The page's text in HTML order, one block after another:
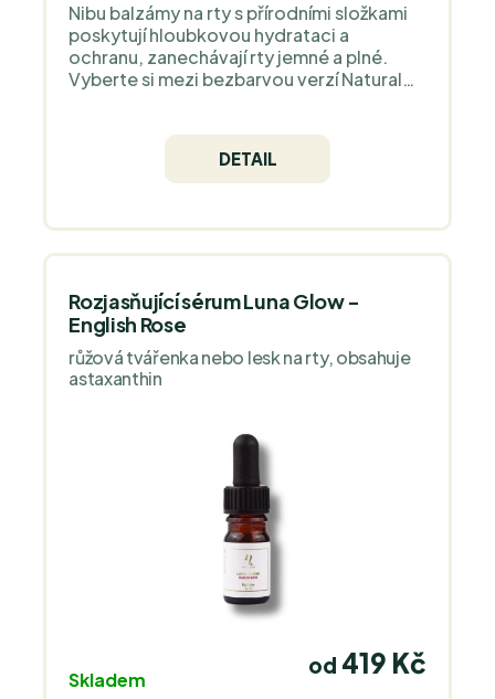
Nibu balzámy na rty s přírodními složkami
poskytují hloubkovou hydrataci a
ochranu, zanechávají rty jemné a plné.
Vyberte si mezi bezbarvou verzí Natural
DETAIL
Rozjasňující sérum Luna Glow -
English Rose
růžová tvářenka nebo lesk na rty, obsahuje
astaxanthin
Skladem
od 419 Kč